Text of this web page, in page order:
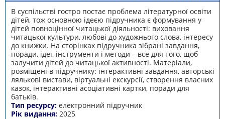
В суспільстві гостро постає проблема літературної освіти
дітей, тож основною ідеєю підручника є формування у
дітей повноцінної читацької діяльності: виховання
читацької культури, любові до художнього слова, інтересу
до книжки. На сторінках підручника зібрані завдання,
поради, ідеї, інструменти і методи – все для того, щоб
залучити дітей до читацької активності. Матеріали,
розміщені в підручнику: інтерактивні завдання, авторські
лялькові вистави, віртуальні екскурсії, створення власних
казок, інтерактивні асоціативні картки, поради для
батьків.
Тип ресурсу: електронний підручник
Рік видання: 2025